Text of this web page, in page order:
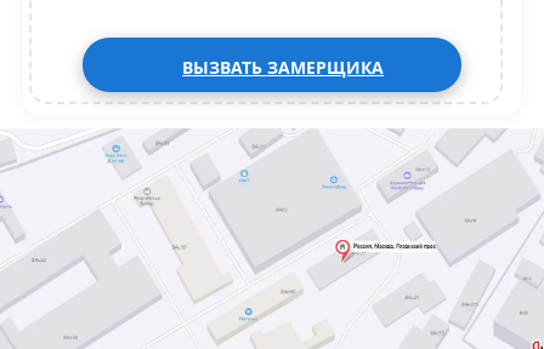
ВЫЗВАТЬ ЗАМЕРЩИКА